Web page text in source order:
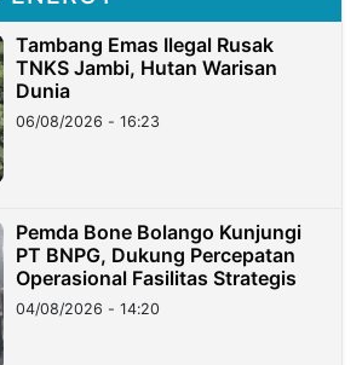
Tambang Emas Ilegal Rusak
TNKS Jambi, Hutan Warisan
Dunia
06/08/2026 - 16:23
Pemda Bone Bolango Kunjungi
PT BNPG, Dukung Percepatan
Operasional Fasilitas Strategis
04/08/2026 - 14:20